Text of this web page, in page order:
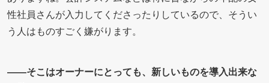
性社員さんが入力してくださったりしているので、そうい
う人はものすごく嫌がります。
――そこはオーナーにとっても、新しいものを導入出来な